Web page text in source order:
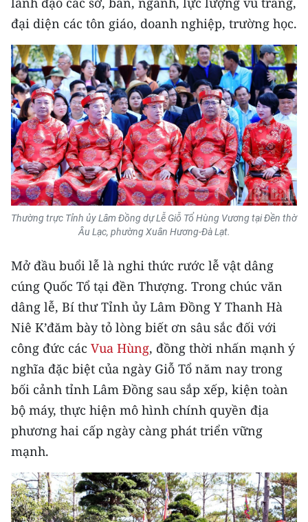
E-Magazine
Video
Media Chính trị
Media Kinh tế
Media Văn hóa
Media Xã hội
Media Pháp luật
Media Thế giới
Media Thể thao
Media Giáo dục
Media Y tế
Media Khoa học - Công nghệ
Media Môi trường
Ảnh
Infographic
đại diện các tôn giáo, doanh nghiệp, trường học.
Thường trực Tỉnh ủy Lâm Đồng dự Lễ Giỗ Tổ Hùng Vương tại Đền thờ
Âu Lạc, phường Xuân Hương-Đà Lạt.
Mở đầu buổi lễ là nghi thức rước lễ vật dâng
cúng Quốc Tổ tại đền Thượng. Trong chúc văn
dâng lễ, Bí thư Tỉnh ủy Lâm Đồng Y Thanh Hà
Niê K’đăm bày tỏ lòng biết ơn sâu sắc đối với
công đức các Vua Hùng, đồng thời nhấn mạnh ý
nghĩa đặc biệt của ngày Giỗ Tổ năm nay trong
bối cảnh tỉnh Lâm Đồng sau sắp xếp, kiện toàn
bộ máy, thực hiện mô hình chính quyền địa
phương hai cấp ngày càng phát triển vững
mạnh.